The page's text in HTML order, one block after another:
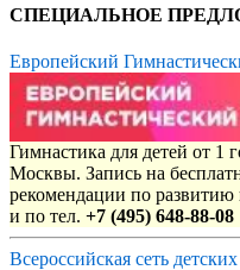
СПЕЦИАЛЬНОЕ
Европейский
Гимнастика для детей от 1
Москвы. Запись на
рекомендации по развитию
и по тел. +7 (495) 648-88-08
Всероссийская сеть